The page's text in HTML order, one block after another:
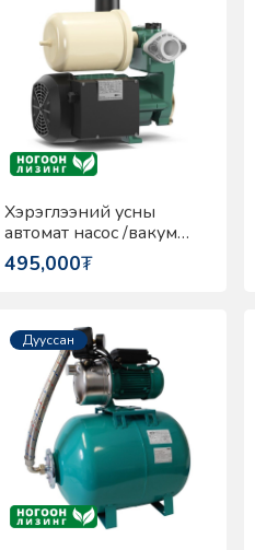
Хэрэглээний усны
автомат насос /вакум
насос/ Wilo PW-175EA
495,000₮
Дууссан